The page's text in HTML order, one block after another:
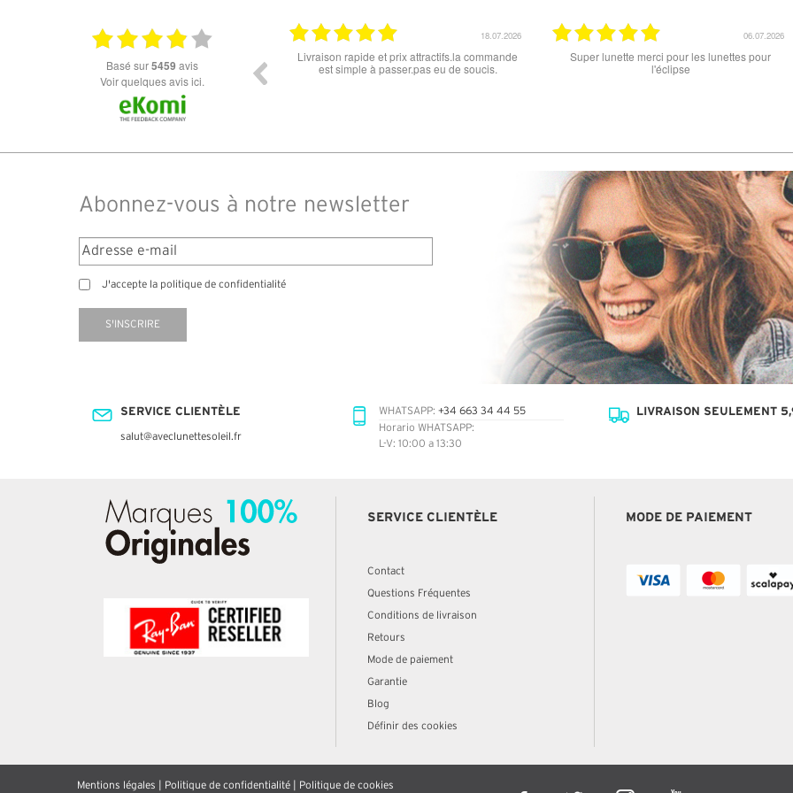
basé sur5459 avis
Voir quelques avis ici.
dans les types de lunettes. Attention: les stocks
des différents produits ne sont pas à jour. J'ai
commandé des lunettes Nike disponible sous 7 à
14 jours. J'ai reçu sous 3 jours. Attention aux avis
truspilot qui reflètent pas le site
15.06.2026
tout est parfait , que ce soit le produit commandé
ou la livraison . merci
12.06.2026
super les lunettes, très cool, merci
Abonnez-vous à notre newsletter
J'accepte la politique de confidentialité
S'INSCRIRE
SERVICE CLIENTÈLE
salut@aveclunettesoleil.fr
WHATSAPP: +34 663 34 44 55
Horario WHATSAPP:
L-V: 10:00 a 13:30
LIVRAISON SEULEMENT
SERVICE CLIENTÈLE
Contact
Questions Fréquentes
Conditions de livraison
Retours
Mode de paiement
Garantie
Blog
Définir des cookies
MODE DE PAIEMENT
Mentions légales Politique de confidentialité Politique de cookies